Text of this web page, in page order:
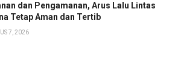
dan Pengamanan, Arus Lalu Lintas
Tetap Aman dan Tertib
7, 2026